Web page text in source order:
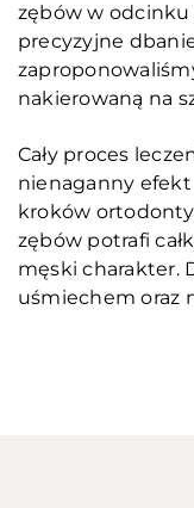
zębów w odcinku
precyzyjne
nakierowaną na
Cały proces
nienaganny efekt
kroków
zębów potrafi
męski charakter.
uśmiechem oraz